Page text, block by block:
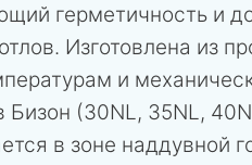
герметичность и
Изготовлена из
и
Бизон (30NL, 35NL,
в зоне наддувной